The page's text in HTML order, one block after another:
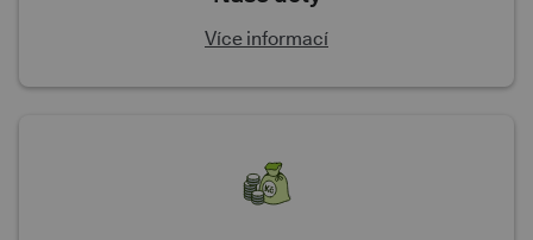
Více informací